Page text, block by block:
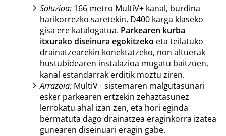
Soluzioa: 166 metro MultiV+ kanal, burdina
harikorrezko saretekin, D400 karga klaseko
gisa ere katalogatua. Parkearen kurba
itxurako diseinura egokitzeko eta teilatuko
drainatzearekin konektatzeko, non altuerak
hustubidearen instalazioa mugatu baitzuen,
kanal estandarrak erditik moztu ziren.
Arrazoia: MultiV+ sistemaren malgutasunari
esker parkearen ertzekin zehaztasunez
lerrokatu ahal izan zen, eta hori eginda
bermatuta dago drainatzea eraginkorra izatea
gunearen diseinuari eragin gabe.